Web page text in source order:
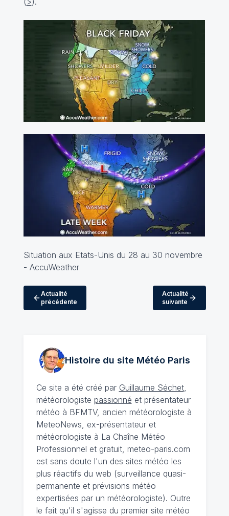
Situation aux Etats-Unis du 28 au 30 novembre
- AccuWeather
Actualité
précédente
Actualité
suivante
Histoire du site MétéoParis
Ce site a été créé par Guillaume Séchet,
météorologiste passionné et présentateur
météo à BFMTV, ancien météorologiste à
MeteoNews, ex-présentateur et
météorologiste à La Chaîne Météo
Professionnel et gratuit, meteo-paris.com
est sans doute l'un des sites météo les
plus réactifs du web (surveillance quasi-
permanente et prévisions météo
expertisées par un météorologiste). Outre
le fait qu'il s'agisse du premier site météo